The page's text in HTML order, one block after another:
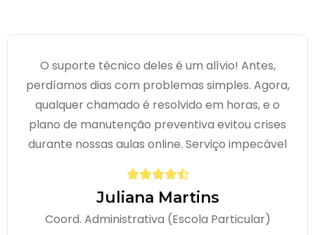
O suporte técnico deles é um alívio! Antes,
perdíamos dias com problemas simples. Agora,
qualquer chamado é resolvido em horas, e o
plano de manutenção preventiva evitou crises
durante nossas aulas online. Serviço impecável
Juliana Martins
Coord. Administrativa (Escola Particular)